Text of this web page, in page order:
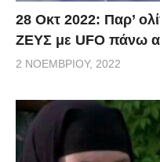
28 Οκτ 2022: Παρ’
ΖΕΥΣ με UFO πάνω
2 ΝΟΕΜΒΡΊΟΥ, 2022